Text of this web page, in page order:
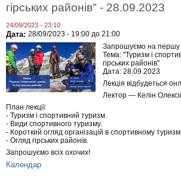
гірських районів" - 28.09.2023
24/09/2023 - 23:10
Дата: 28/09/2023 - 19:00 до 21:00
Запрошуємо на першу
Тема: "Туризм і
гірських районів"
Дата: 28.09.2023
Лекція відбудеться
Лектор — Келін
План лекції:
- Туризм і спортивний туризм.
- Види спортивного туризму.
- Короткий огляд організацій в спортивному
- Огляд гірських районів.
Запрошуємо всіх охочих!
Календар